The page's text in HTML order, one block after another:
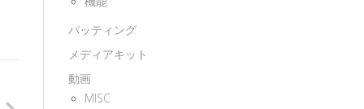
パッティング
メディアキット
動画
MISC